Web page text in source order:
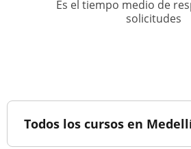
Es el tiempo medio de
solicitudes
Todos los cursos en